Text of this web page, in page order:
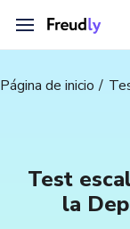
Página de inicio
Test
la